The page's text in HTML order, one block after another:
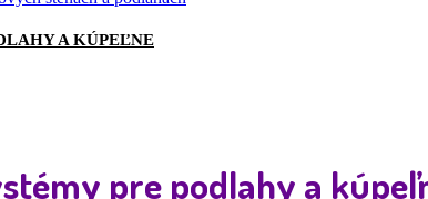
A KÚPEĽNE
pre podlahy a